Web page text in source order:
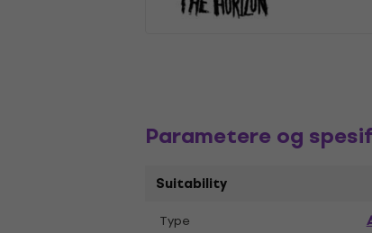
Parametere og
Suitability
Тype